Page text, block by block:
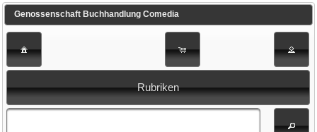
Genossenschaft Buchhandlung Comedia
Rubriken